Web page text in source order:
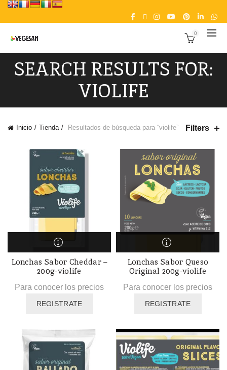
0
SEARCH RESULTS FOR:
VIOLIFE
Inicio Tienda Resultados de búsqueda para “violife” Filters
Lonchas Sabor Cheddar –
200g-violife
Para conocer los precios
REGISTRATE
Lonchas Sabor Queso
Original 200g-violife
Para conocer los precios
REGISTRATE